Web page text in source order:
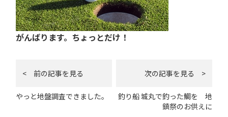
がんばります。ちょっとだけ！
< 前の記事を見る
やっと地盤調査できました。
次の記事を見る >
釣り船 城丸で釣った鯛を 地
鎮祭のお供えに